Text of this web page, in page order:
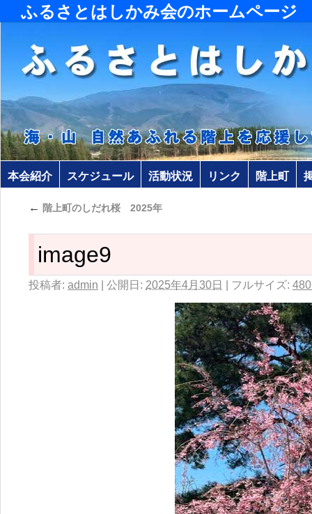
ふるさとはしかみ会のホームページ
本会紹介 スケジュール 活動状況 リンク 階上町
← 階上町のしだれ桜 2025年
image9
投稿者: admin 公開日: 2025年4月30日 フルサイズ: